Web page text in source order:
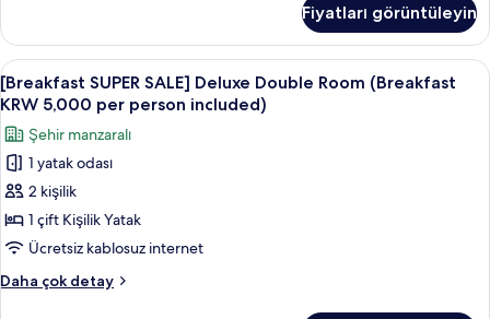
person
included)
için
tüm
fotoğrafları
görün
Family
Twin
Room
(Breakfast
5,000
per
person
included)
hakkında
fazla
detay
Fiyatları görüntüleyin
[Breakfast
SUPER
SALE]
Deluxe
Double
Room
(Breakfast
KRW
5,000
per
Kaliteli yatak takımı, kuştüyü yorgan,
8
[Breakfast SUPER SALE] Deluxe Double Room (Breakfast
KRW 5,000 per person included)
Şehir manzaralı
1 yatak odası
2 kişilik
1 çift Kişilik Yatak
Ücretsiz kablosuz internet
Daha çok detay
[Breakfast